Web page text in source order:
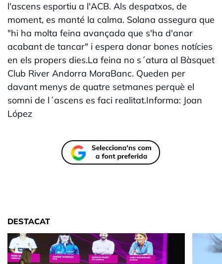
l'ascens esportiu a l'ACB. Als despatxos, de
moment, es manté la calma. Solana assegura que
"hi ha molta feina avançada que s'ha d'anar
acabant de tancar" i espera donar bones notícies
en els propers dies.La feina no s´atura al Bàsquet
Club River Andorra MoraBanc. Queden per
davant menys de quatre setmanes perquè el
somni de l´ascens es faci realitat.Informa: Joan
López
DESTACAT